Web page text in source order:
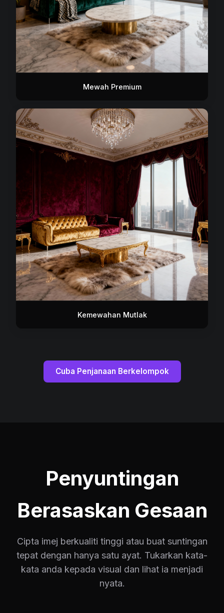
Mewah Premium
Kemewahan Mutlak
Cuba Penjanaan Berkelompok
Penyuntingan
Berasaskan Gesaan
Cipta imej berkualiti tinggi atau buat suntingan
tepat dengan hanya satu ayat. Tukarkan kata-
kata anda kepada visual dan lihat ia menjadi
nyata.